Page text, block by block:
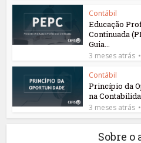
Contábil
Educação
Continuada
Guia...
3 meses atrás
Contábil
Princípio da
na
3 meses atrás
Sobre o